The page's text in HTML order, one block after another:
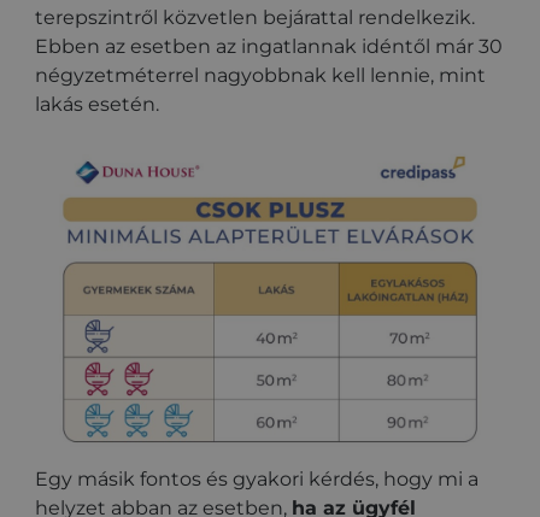
terepszintről közvetlen bejárattal rendelkezik.
Ebben az esetben az ingatlannak idéntől már 30
négyzetméterrel nagyobbnak kell lennie, mint
lakás esetén.
Egy másik fontos és gyakori kérdés, hogy mi a
helyzet abban az esetben, ha az ügyfél